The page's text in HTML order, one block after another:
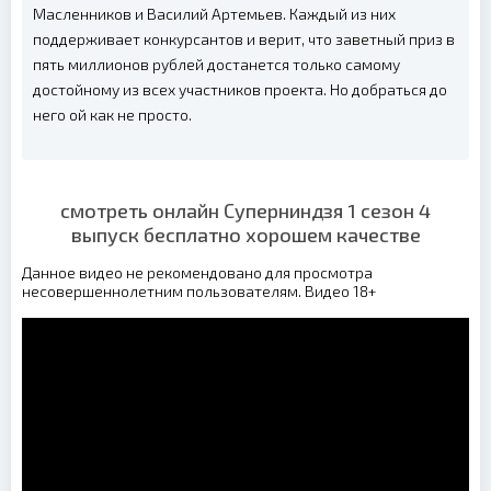
Масленников и Василий Артемьев. Каждый из них
поддерживает конкурсантов и верит, что заветный приз в
пять миллионов рублей достанется только самому
достойному из всех участников проекта. Но добраться до
него ой как не просто.
смотреть онлайн Суперниндзя 1 сезон 4
выпуск бесплатно хорошем качестве
Данное видео не рекомендовано для просмотра
несовершеннолетним пользователям. Видео 18+